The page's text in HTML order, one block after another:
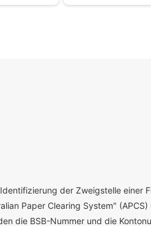
der Zweigstelle einer
Paper Clearing System"
die BSB-Nummer und die